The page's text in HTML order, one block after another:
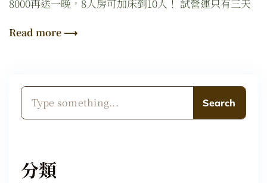
8000再送一晚，8人房可加床到10人！ 試營運只有三天
Read more ⟶
Search
分類